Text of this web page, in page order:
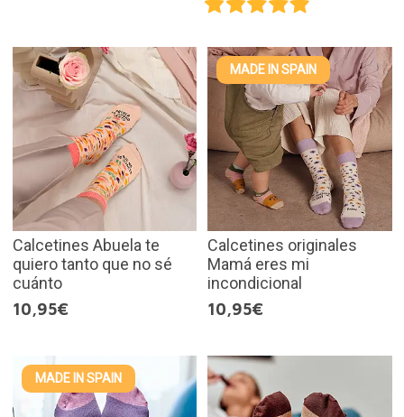
Calcetines Abuela te
quiero tanto que no sé
cuánto
10,95€
MADE IN SPAIN
Calcetines originales
Mamá eres mi
incondicional
10,95€
MADE IN SPAIN